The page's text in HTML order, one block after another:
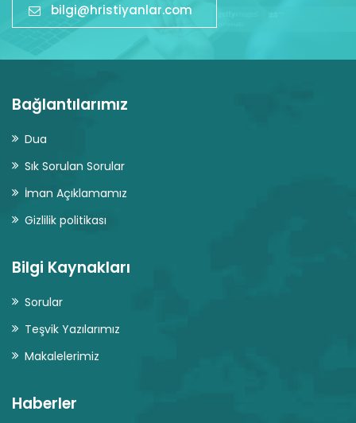
bilgi@hristiyanlar.com
Bağlantılarımız
Dua
Sık Sorulan Sorular
İman Açıklamamız
Gizlilik politikası
Bilgi Kaynakları
Sorular
Teşvik Yazılarımız
Makalelerimiz
Haberler